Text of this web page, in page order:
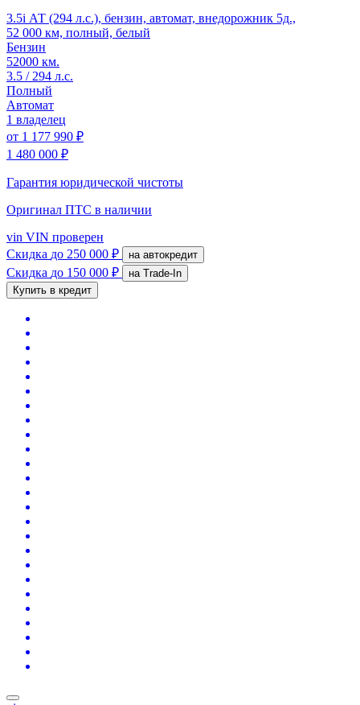
3.5i АТ (294 л.с.), бензин, автомат, внедорожник 5д.,
52 000 км, полный, белый
Бензин
52000 км.
3.5 / 294 л.с.
Полный
Автомат
1 владелец
от 1 177 990 ₽
1 480 000 ₽
Гарантия юридической чистоты
Оригинал ПТС в наличии
vin VIN проверен
Скидка до 250 000 ₽ на автокредит
Скидка до 150 000 ₽
на Trade-In
Купить в кредит